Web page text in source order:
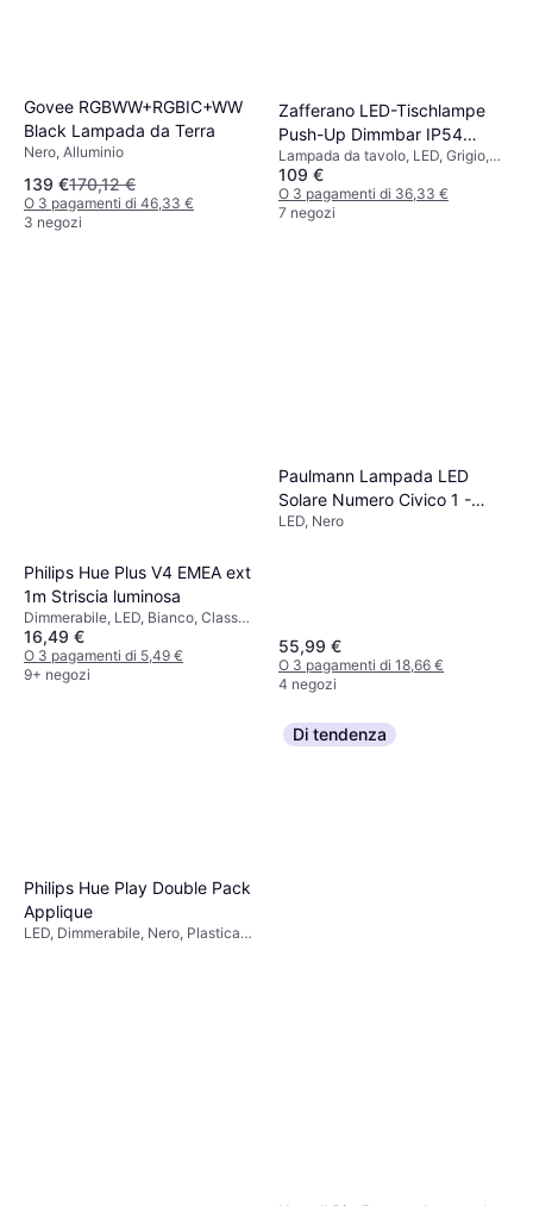
Govee RGBWW+RGBIC+WW
Black Lampada da Terra
Nero, Alluminio
139 €170,12 €
O 3 pagamenti di 46,33 €
3 negozi
Zafferano LED-Tischlampe
Push-Up Dimmbar IP54
Lampada da tavolo
Lampada da tavolo, LED, Grigio,
Classe IP: IP20
109 €
O 3 pagamenti di 36,33 €
7 negozi
Philips Hue Plus V4 EMEA ext
1m Striscia luminosa
Dimmerabile, LED, Bianco, Classe
IP: IP20
16,49 €
O 3 pagamenti di 5,49 €
9+ negozi
Paulmann Lampada LED
Solare Numero Civico 1 -
Nero (79842
LED, Nero
55,99 €
O 3 pagamenti di 18,66 €
4 negozi
Philips Hue Play Double Pack
Applique
LED, Dimmerabile, Nero, Plastica,
Di tendenza